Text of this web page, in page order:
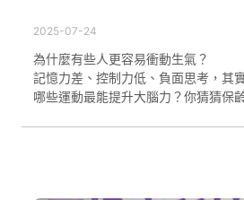
2025-07-24
為什麼有些人更容易衝動生氣？
記憶力差、控制力低、負面思考，其
哪些運動最能提升大腦力？你猜猜保